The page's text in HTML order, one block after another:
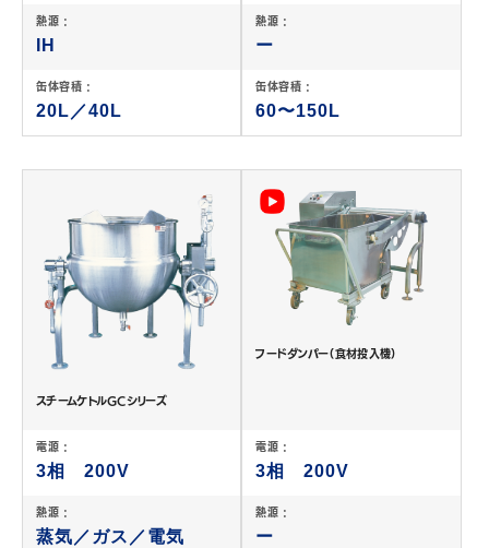
熱源 :
IH
缶体容積 :
20L／40L
熱源 :
ー
缶体容積 :
60〜150L
スチームケトルGCシリーズ
電源 :
3相 200V
熱源 :
蒸気／ガス／電気
フードダンパー（食材投入機）
電源 :
3相 200V
熱源 :
ー